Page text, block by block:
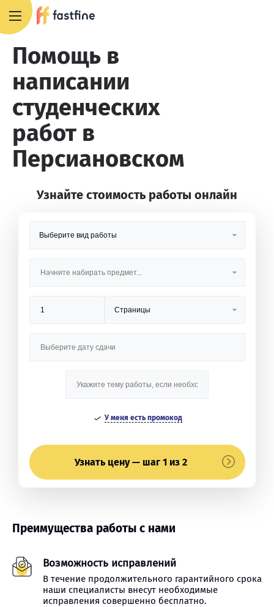
Помощь в
написании
студенческих
работ в
Персиановском
Узнайте стоимость работы онлайн
У меня есть промокод
Узнать цену — шаг 1 из 2
Преимущества работы с нами
Возможность исправлений
В течение продолжительного гарантийного срока
наши специалисты внесут необходимые
исправления совершенно бесплатно.